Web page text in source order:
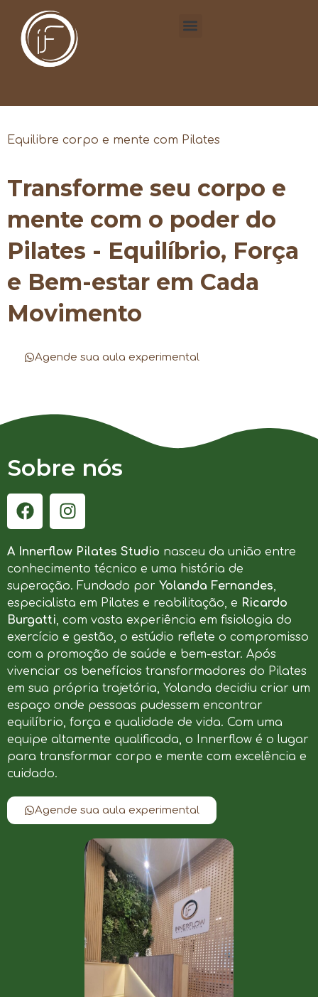
Equilibre corpo e mente com Pilates
Transforme seu corpo e
mente com o poder do
Pilates - Equilíbrio, Força
e Bem-estar em Cada
Movimento
Agende sua aula experimental
Sobre nós
A Innerflow Pilates Studio nasceu da união entre
conhecimento técnico e uma história de
superação. Fundado por Yolanda Fernandes,
especialista em Pilates e reabilitação, e Ricardo
Burgatti, com vasta experiência em fisiologia do
exercício e gestão, o estúdio reflete o compromisso
com a promoção de saúde e bem-estar. Após
vivenciar os benefícios transformadores do Pilates
em sua própria trajetória, Yolanda decidiu criar um
espaço onde pessoas pudessem encontrar
equilíbrio, força e qualidade de vida. Com uma
equipe altamente qualificada, o Innerflow é o lugar
para transformar corpo e mente com excelência e
cuidado.
Agende sua aula experimental